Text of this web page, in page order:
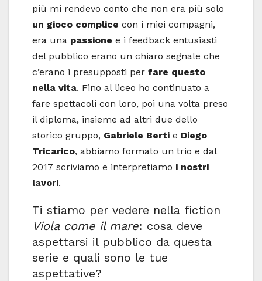
più mi rendevo conto che non era più solo
un gioco complice con i miei compagni,
era una passione e i feedback entusiasti
del pubblico erano un chiaro segnale che
c’erano i presupposti per fare questo
nella vita. Fino al liceo ho continuato a
fare spettacoli con loro, poi una volta preso
il diploma, insieme ad altri due dello
storico gruppo, Gabriele Berti e Diego
Tricarico, abbiamo formato un trio e dal
2017 scriviamo e interpretiamo i nostri
lavori.
Ti stiamo per vedere nella fiction
Viola come il mare: cosa deve
aspettarsi il pubblico da questa
serie e quali sono le tue
aspettative?